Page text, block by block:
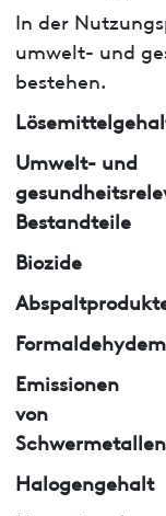
In der
umwelt- und
bestehen.
Umwelt- und
Bestandteile
Biozide
Emissionen
von
Schwermetallen
Halogengehalt